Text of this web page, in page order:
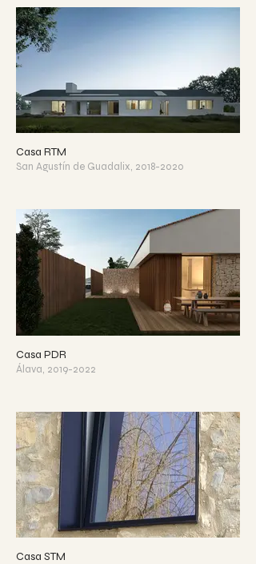
Casa RTM
San Agustín de Guadalix, 2018-2020
Casa PDR
Álava, 2019-2022
Casa STM